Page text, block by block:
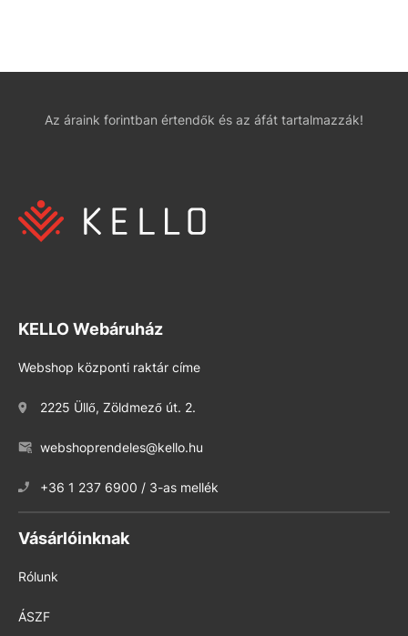
Az áraink forintban értendők és az áfát tartalmazzák!
KELLO Webáruház
Webshop központi raktár címe
2225 Üllő, Zöldmező út. 2.
webshoprendeles@kello.hu
+36 1 237 6900 / 3-as mellék
Vásárlóinknak
Rólunk
ÁSZF